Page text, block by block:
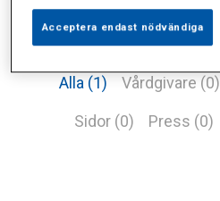
Alla (1) Vårdgivare (0)
Sidor (0) Press (0)
Acceptera endast nödvändiga